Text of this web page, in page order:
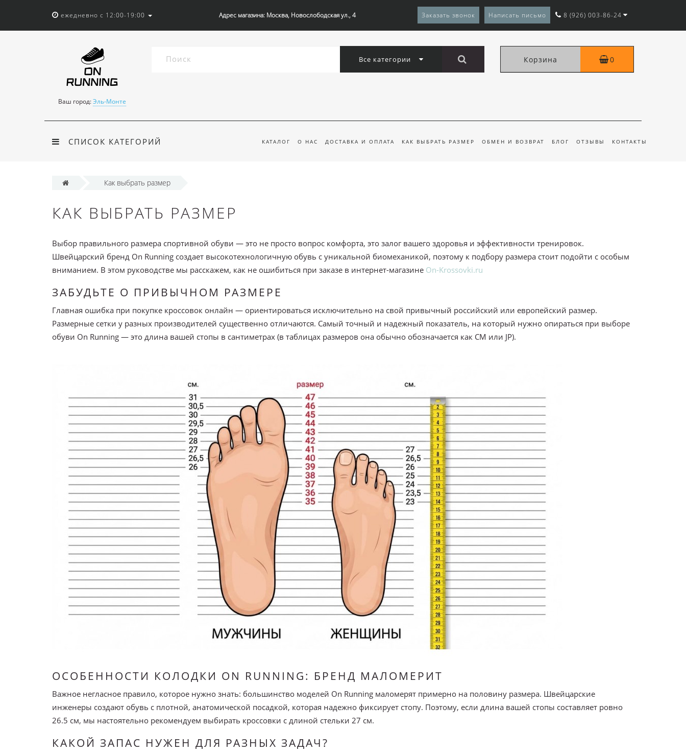
ежедневно с 12:00-19:00 Адрес магазина: Москва, Новослободская ул., 4 Заказать звонок Написать письмо 8 (926) 003-86-24
Все категории Корзина 0
Ваш город:Эль-Монте
СПИСОК КАТЕГОРИЙ КАТАЛОГ О НАС ДОСТАВКА И ОПЛАТА КАК ВЫБРАТЬ РАЗМЕР ОБМЕН И ВОЗВРАТ БЛОГ ОТЗЫВЫ КОНТАКТЫ
Как выбрать размер
КАК ВЫБРАТЬ РАЗМЕР
Выбор правильного размера спортивной обуви — это не просто вопрос комфорта, это залог вашего здоровья и эффективности тренировок.
Швейцарский бренд On Running создает высокотехнологичную обувь с уникальной биомеханикой, поэтому к подбору размера стоит подойти с особым
вниманием. В этом руководстве мы расскажем, как не ошибиться при заказе в интернет-магазине On-Krossovki.ru
ЗАБУДЬТЕ О ПРИВЫЧНОМ РАЗМЕРЕ
Главная ошибка при покупке кроссовок онлайн — ориентироваться исключительно на свой привычный российский или европейский размер.
Размерные сетки у разных производителей существенно отличаются. Самый точный и надежный показатель, на который нужно опираться при выборе
обуви On Running — это длина вашей стопы в сантиметрах (в таблицах размеров она обычно обозначается как CM или JP).
ОСОБЕННОСТИ КОЛОДКИ ON RUNNING: БРЕНД МАЛОМЕРИТ
Важное негласное правило, которое нужно знать: большинство моделей On Running маломерят примерно на половину размера. Швейцарские
инженеры создают обувь с плотной, анатомической посадкой, которая надежно фиксирует стопу. Поэтому, если длина вашей стопы составляет ровно
26.5 см, мы настоятельно рекомендуем выбирать кроссовки с длиной стельки 27 см.
КАКОЙ ЗАПАС НУЖЕН ДЛЯ РАЗНЫХ ЗАДАЧ?